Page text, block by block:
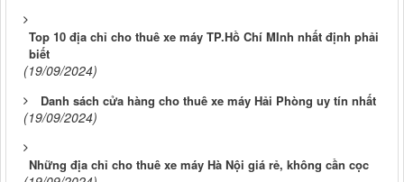
Top 10 địa chỉ cho thuê xe máy TP.Hồ Chí MInh nhất định phải
biết
(19/09/2024)
Danh sách cửa hàng cho thuê xe máy Hải Phòng uy tín nhất
(19/09/2024)
Những địa chỉ cho thuê xe máy Hà Nội giá rẻ, không cần cọc